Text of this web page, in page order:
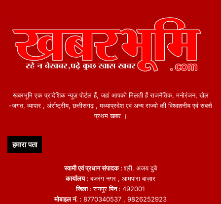
खबरभूमि एक प्रादेशिक न्यूज़ पोर्टल हैं, जहां आपको मिलती हैं राजनैतिक, मनोरंजन, खेल
-जगत, व्यापार , अंर्राष्ट्रीय, छत्तीसगढ़ , मध्याप्रदेश एवं अन्य राज्यो की विश्वशनीय एवं सबसे
प्रथम खबर ।
हमारा पता
स्वामी एवं प्रधान संपादक :श्री. अजय दुबे
कार्यालय : बजरंग नगर , आमपारा बाज़ार
जिला : रायपुरपिन : 492001
मोबाइल नं. : 8770340537 , 9826252923